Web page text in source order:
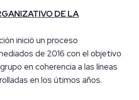
DE LA
inició un proceso
de 2016 con el objetivo
en coherencia a las líneas
en los útimos años.